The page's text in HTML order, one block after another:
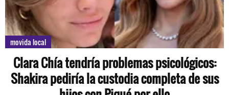
movida local
Clara Chía tendría problemas psicológicos:
Shakira pediría la custodia completa de sus